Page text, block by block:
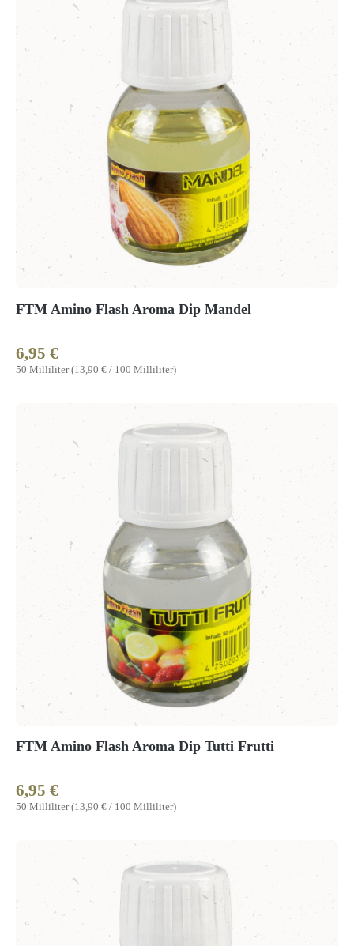
FTM Amino Flash Aroma Dip Mandel
50 Milliliter(13,90 € / 100 Milliliter)
Regulärer Preis:
6,95 €
FTM Amino Flash Aroma Dip Tutti Frutti
50 Milliliter(13,90 € / 100 Milliliter)
Regulärer Preis:
6,95 €